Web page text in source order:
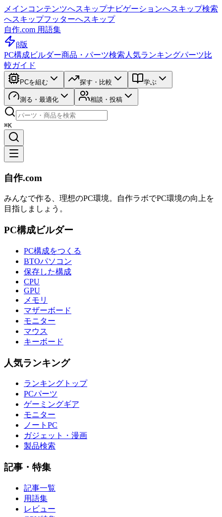
メインコンテンツへスキップナビゲーションへスキップ検索
へスキップフッターへスキップ
自作.com 用語集
β版
PC構成ビルダー商品・パーツ検索 人気ランキングパーツ比
較ガイド
PCを組む 探す・比較 学ぶ
測る・最適化 相談・投稿
⌘K
自作.com
みんなで作る、理想のPC環境。 自作ラボでPC環境の向上を
目指しましょう。
PC構成ビルダー
PC構成をつくる
BTOパソコン
保存した構成
CPU
GPU
メモリ
マザーボード
モニター
マウス
キーボード
人気ランキング
ランキングトップ
PCパーツ
ゲーミングギア
モニター
ノートPC
ガジェット・漫画
製品検索
記事・特集
記事一覧
用語集
レビュー